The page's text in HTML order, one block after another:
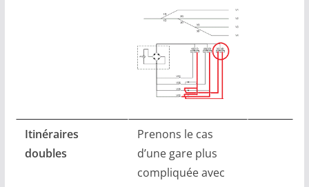
Itinéraires
doubles
Prenons le cas
d’une gare plus
compliquée avec